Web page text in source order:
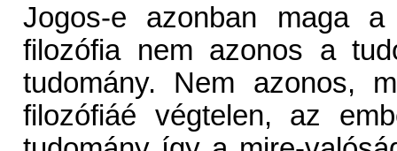
Jogos-e azonban maga
filozófia nem azonos a
tudomány. Nem azonos,
filozófiáé végtelen, az